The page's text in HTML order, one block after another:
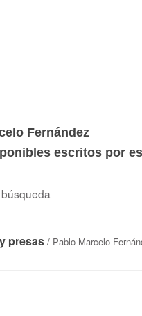
Fernández
escritos por
presas / Pablo Marcelo